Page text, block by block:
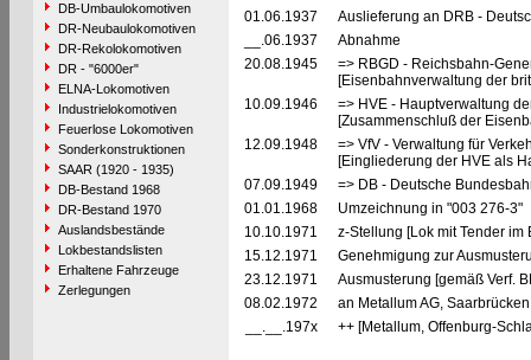
DB-Umbaulokomotiven
DR-Neubaulokomotiven
DR-Rekolokomotiven
DR - "6000er"
ELNA-Lokomotiven
Industrielokomotiven
Feuerlose Lokomotiven
Sonderkonstruktionen
SAAR (1920 - 1935)
DB-Bestand 1968
DR-Bestand 1970
Auslandsbestände
Lokbestandslisten
Erhaltene Fahrzeuge
Zerlegungen
01.06.1937
Auslieferung an DRB -
__.06.1937
Abnahme
20.08.1945
=> RBGD - Reichsbahn-
[Eisenbahnverwaltung der
10.09.1946
=> HVE - Hauptverwaltung
[Zusammenschluß der
12.09.1948
=> VfV - Verwaltung für
[Eingliederung der HVE als
07.09.1949
=> DB - Deutsche
01.01.1968
Umzeichnung in "003 276-3"
10.10.1971
z-Stellung [Lok mit Tender im
15.12.1971
Genehmigung zur
23.12.1971
Ausmusterung [gemäß Verf.
08.02.1972
an Metallum AG,
__.__.197x
++ [Metallum, Offenburg-